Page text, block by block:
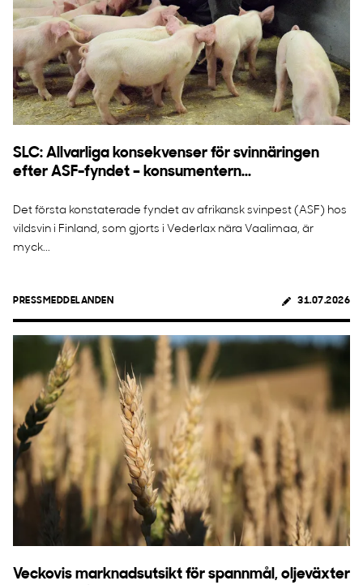
SLC: Allvarliga konsekvenser för svinnäringen
efter ASF-fyndet – konsumentern...
Det första konstaterade fyndet av afrikansk svinpest (ASF) hos
vildsvin i Finland, som gjorts i Vederlax nära Vaalimaa, är
myck...
PRESSMEDDELANDEN 31.07.2026
Veckovis marknadsutsikt för spannmål, oljeväxter